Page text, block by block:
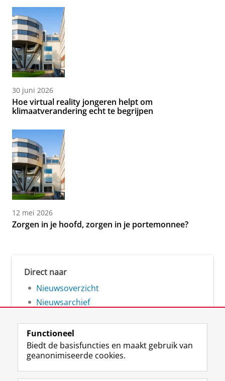
30 juni 2026
Hoe virtual reality jongeren helpt om
klimaatverandering echt te begrijpen
12 mei 2026
Zorgen in je hoofd, zorgen in je portemonnee?
Direct naar
Nieuwsoverzicht
Nieuwsarchief
Volg de RUG
F
L
R I
Y
Functioneel
Biedt de basisfuncties en maakt gebruik van
geanonimiseerde cookies.